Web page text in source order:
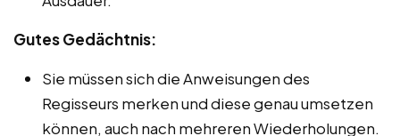
Gutes Gedächtnis:
Sie müssen sich die Anweisungen des
Regisseurs merken und diese genau umsetzen
können, auch nach mehreren Wiederholungen.